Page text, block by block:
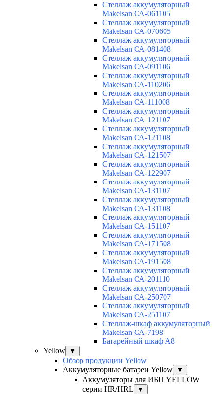
Cтеллаж аккумуляторный
Makelsan СА-061105
Cтеллаж аккумуляторный
Makelsan СА-070605
Cтеллаж аккумуляторный
Makelsan СА-081408
Cтеллаж аккумуляторный
Makelsan СА-091106
Cтеллаж аккумуляторный
Makelsan СА-110206
Cтеллаж аккумуляторный
Makelsan СА-111008
Cтеллаж аккумуляторный
Makelsan СА-121107
Cтеллаж аккумуляторный
Makelsan СА-121108
Cтеллаж аккумуляторный
Makelsan СА-121507
Cтеллаж аккумуляторный
Makelsan СА-122907
Cтеллаж аккумуляторный
Makelsan СА-131107
Cтеллаж аккумуляторный
Makelsan СА-131108
Cтеллаж аккумуляторный
Makelsan СА-151107
Cтеллаж аккумуляторный
Makelsan СА-171508
Cтеллаж аккумуляторный
Makelsan СА-191508
Cтеллаж аккумуляторный
Makelsan СА-201110
Cтеллаж аккумуляторный
Makelsan СА-250707
Cтеллаж аккумуляторный
Makelsan СА-251107
Стеллаж-шкаф аккумуляторный
Makelsan СА-7198
Батарейный шкаф А8
Yellow
▼
Обзор продукции Yellow
Аккумуляторные батареи Yellow
▼
Аккумуляторы для ИБП YELLOW
серии HR/HRL
▼